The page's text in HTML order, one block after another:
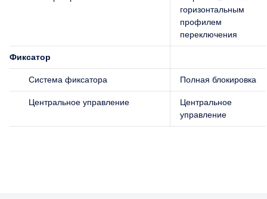
горизонтальным
профилем
переключения
Фиксатор
Система фиксатора Полная блокировка
Центральное управление
Центральное
управление